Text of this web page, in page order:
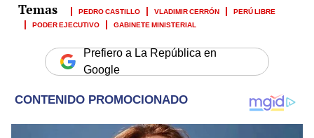
PEDRO CASTILLO VLADIMIR CERRÓN
PERÚ LIBRE
PODER EJECUTIVO
GABINETE MINISTERIAL
Prefiero a La República en
Google